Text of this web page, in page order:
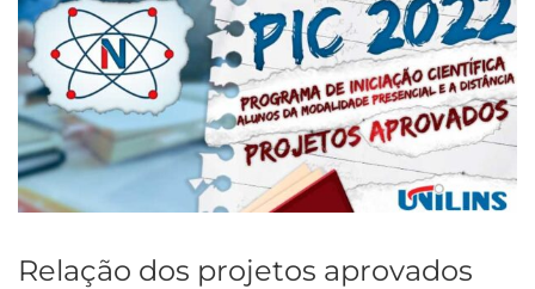
Relação dos projetos aprovados